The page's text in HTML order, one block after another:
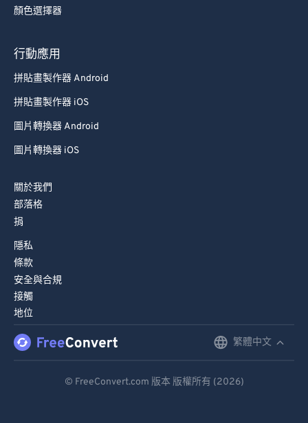
顏色選擇器
行動應用
拼貼畫製作器 Android
拼貼畫製作器 iOS
圖片轉換器 Android
圖片轉換器 iOS
關於我們
部落格
捐
隱私
條款
安全與合規
接觸
地位
繁體中文
© FreeConvert.com 版本 版權所有 (2026)